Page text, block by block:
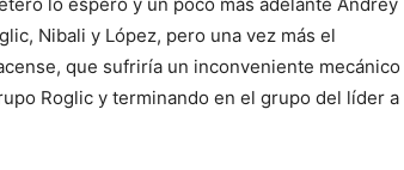
Nibali y López, pero una vez más el
que sufriría un inconveniente mecánico
Roglic y terminando en el grupo del líder a